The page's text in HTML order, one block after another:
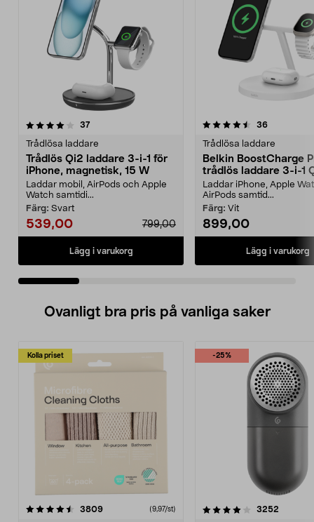
37recensioner
Trådlösa laddare
Trådlös Qi2 laddare 3-i-1 för
iPhone, magnetisk, 15 W
Laddar mobil, AirPods och Apple
Watch samtidi...
Färg: Svart
539,00 799,00
Lägg i varukorg
4.5 av 5 stjärnor 36recensioner
Trådlösa laddare
Belkin BoostCharge
trådlös laddare 3-i-1
W
Laddar iPhone, Apple
AirPods samtid...
Färg: Vit
899,00
Lägg i varukorg
4.0 av 5 stjärnor
Ovanligt bra pris på vanliga saker
Kolla priset
3809recensioner (9,97/st)
-25%
4.0av 5 stjärnor 3252
4.5av 5 stjärnor